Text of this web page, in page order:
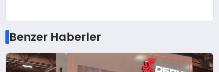
Benzer Haberler